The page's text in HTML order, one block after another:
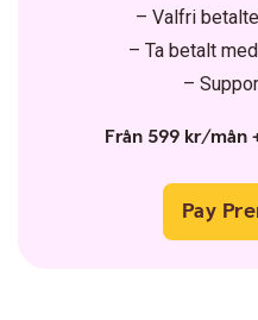
– Valfri
– Ta betalt
–
Från 599 kr/mån
Pay